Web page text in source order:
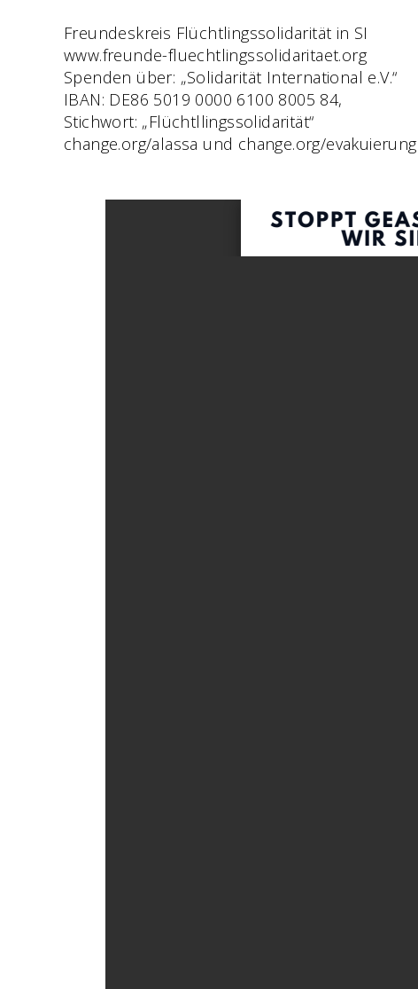
Freundeskreis Flüchtlingssolidarität in SI
www.freunde-fluechtlingssolidaritaet.org
Spenden über: „Solidarität International e.V.“
IBAN: DE86 5019 0000 6100 8005 84,
Stichwort: „Flüchtllingssolidarität“
change.org/alassa und change.org/evakuierung